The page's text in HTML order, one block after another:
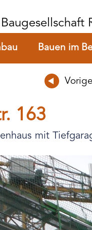
Baugesellschaft
Bauen im
163
mit